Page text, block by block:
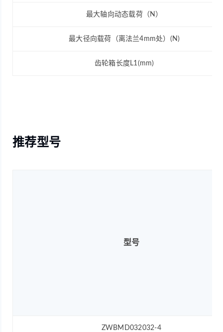
最大轴向动态载荷（N）
最大径向载荷（离法兰4mm处）(N)
齿轮箱长度L1(mm)
推荐型号
型号
ZWBMD032032-4